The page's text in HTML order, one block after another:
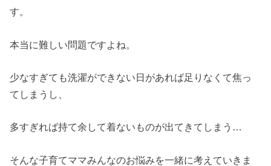
す。
本当に難しい問題ですよね。
少なすぎても洗濯ができない日があれば足りなくて焦っ
てしまうし、
多すぎれば持て余して着ないものが出てきてしまう…
そんな子育てママみんなのお悩みを一緒に考えていきま